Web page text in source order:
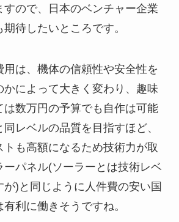
すので、日本のベンチャー企業
待したいところです。
用は、機体の信頼性や安全性を
かによって大きく変わり、趣味
は数万円の予算でも自作は可能
レベルの品質を目指すほど、
も高額になるため技術力が取
ーパネル(ソーラーとは技術レベ
が)と同じように人件費の安い国
利に働きそうですね。